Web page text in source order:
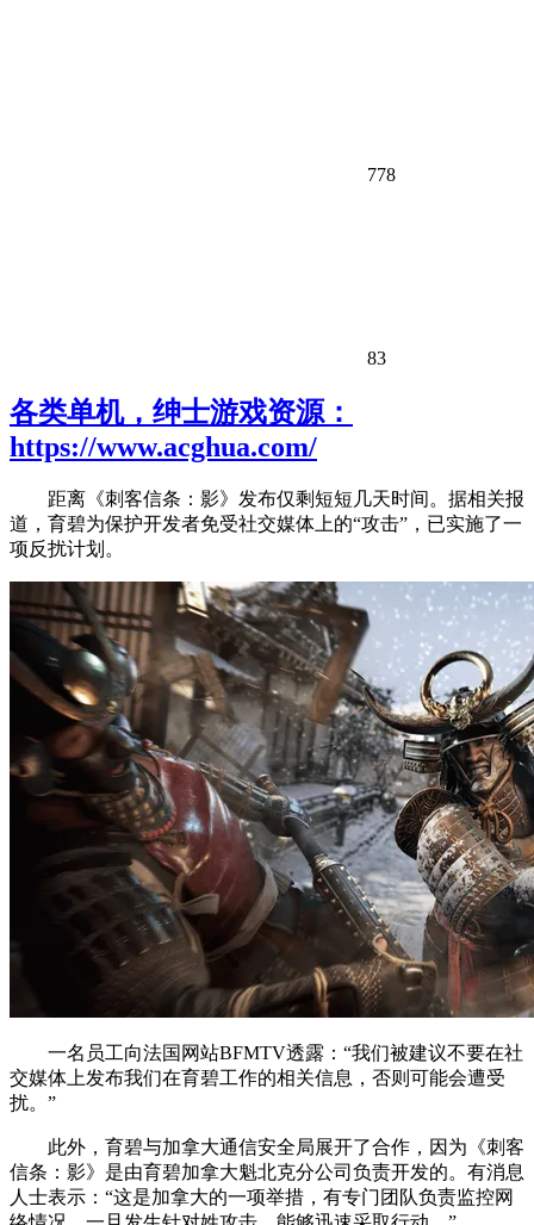
778
83
各类单机，绅士游戏资源：
https://www.acghua.com/
距离《刺客信条：影》发布仅剩短短几天时间。据相关报
道，育碧为保护开发者免受社交媒体上的“攻击”，已实施了一
项反扰计划。
一名员工向法国网站BFMTV透露：“我们被建议不要在社
交媒体上发布我们在育碧工作的相关信息，否则可能会遭受
扰。”
此外，育碧与加拿大通信安全局展开了合作，因为《刺客
信条：影》是由育碧加拿大魁北克分公司负责开发的。有消息
人士表示：“这是加拿大的一项举措，有专门团队负责监控网